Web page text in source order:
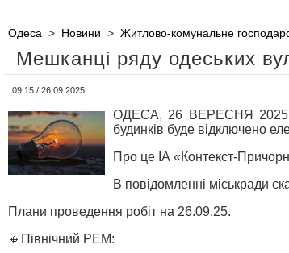
Одеса > Новини > Житлово-комунальне
Мешканці ряду одеських
09:15 / 26.09.2025
ОДЕСА, 26 ВЕРЕСНЯ 2025
будинків буде відключено
Про це ІА «Контекст-
В повідомленні міськради
Плани проведення робіт на 26.09.25.
🔸Північний РЕМ: